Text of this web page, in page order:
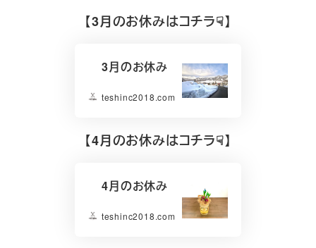
【3月のお休みはコチラ☟】
3月のお休み
teshinc2018.com
【4月のお休みはコチラ☟】
4月のお休み
teshinc2018.com